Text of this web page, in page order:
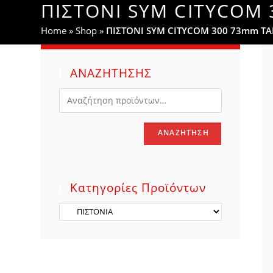
WEBSITE
SEARCH
ΠΙΣΤΟΝΙ SYM
Home »Shop » ΠΙΣΤΟΝΙ SYM CITYCOM 300 73mm
ΑΝΑΖΗΤΗΣΗΣ
ΑΝΑΖΉΤΗΣΗ
Κατηγορίες Προϊόντων